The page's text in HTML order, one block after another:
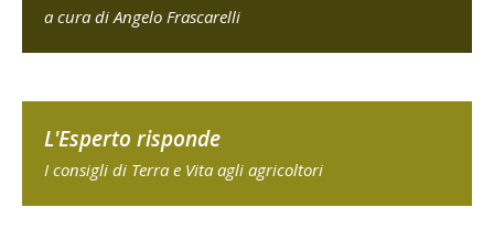
a cura di Angelo Frascarelli
L'Esperto risponde
I consigli di Terra e Vita agli agricoltori